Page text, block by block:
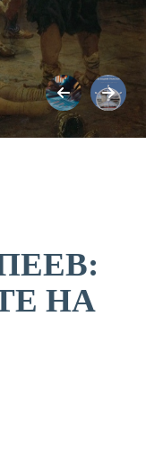
НА